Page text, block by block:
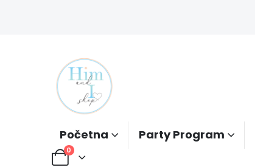
Početna Party Program
0